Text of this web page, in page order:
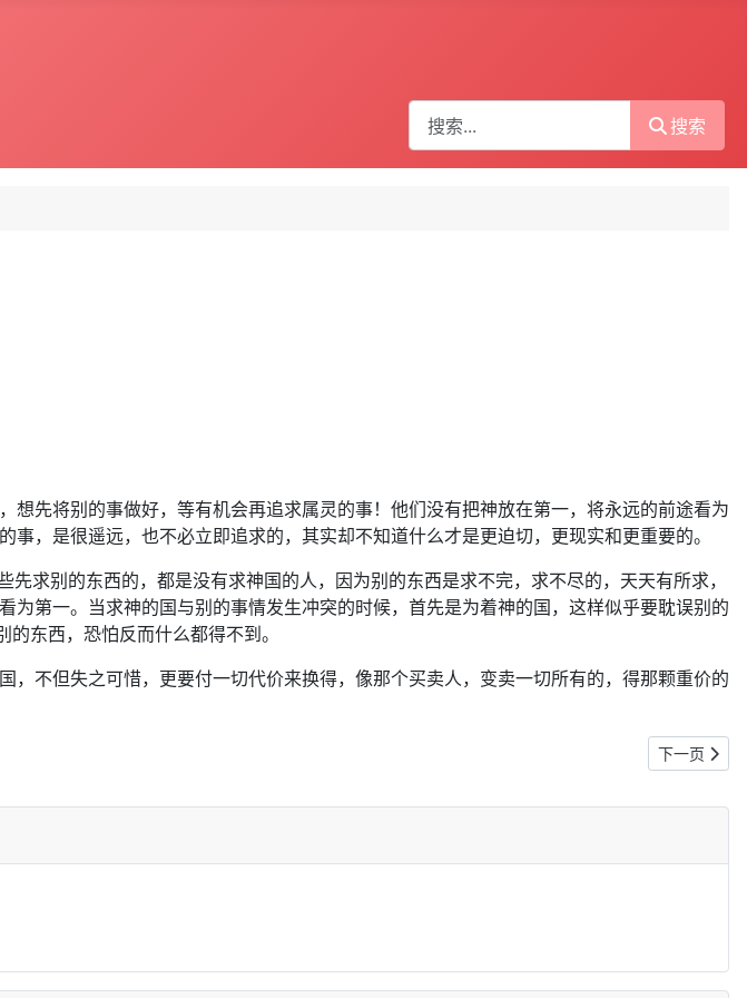
搜索
搜索
先将别的事做好，等有机会再追求属灵的事！他们没有把神放在第一，将永远的前途看为
，是很遥远，也不必立即追求的，其实却不知道什么才是更迫切，更现实和更重要的。
求别的东西的，都是没有求神国的人，因为别的东西是求不完，求不尽的，天天有所求，
第一。当求神的国与别的事情发生冲突的时候，首先是为着神的国，这样似乎要耽误别的
东西，恐怕反而什么都得不到。
不但失之可惜，更要付一切代价来换得，像那个买卖人，变卖一切所有的，得那颗重价的
下一篇文章:
下一页